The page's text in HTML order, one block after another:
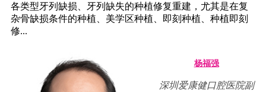
各类型牙列缺损、牙列缺失的种植修复重建，尤其是在复
杂骨缺损条件的种植、美学区种植、即刻种植、种植即刻
修...
杨福强
深圳爱康健口腔医院副